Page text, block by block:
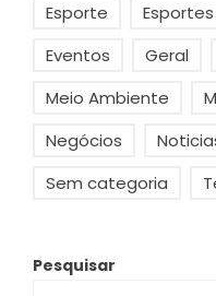
Esporte
Esportes
Eventos
Geral
Meio Ambiente
Negócios
Sem categoria
Pesquisar